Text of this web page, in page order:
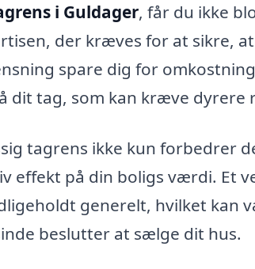
i Guldager, får du ikke
der kræves for at sikre,
spare dig for
dit tag, som kan kræve dyrere
tagrens ikke kun forbedrer
effekt på din boligs værdi. Et
generelt, hvilket kan
beslutter at sælge dit hus.